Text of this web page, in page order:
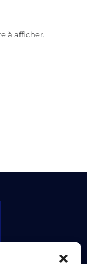
à afficher.